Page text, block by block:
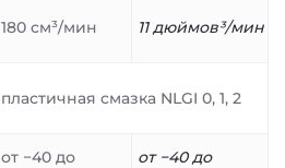
180 см³/мин 11 дюймов³/мин
пластичная смазка NLGI 0, 1, 2
от −40 до
от −40 до